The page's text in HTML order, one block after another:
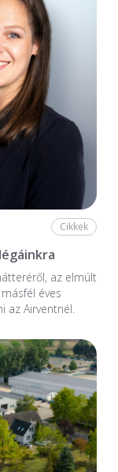
Cikkek
az elmúlt
éves
az Airventnél.